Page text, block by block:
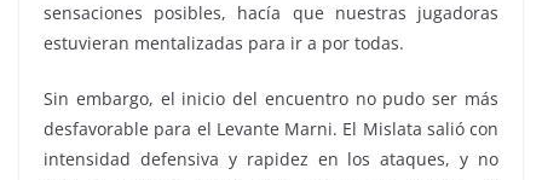
sensaciones posibles, hacía que nuestras jugadoras
estuvieran mentalizadas para ir a por todas.
Sin embargo, el inicio del encuentro no pudo ser más
desfavorable para el Levante Marni. El Mislata salió con
intensidad defensiva y rapidez en los ataques, y no